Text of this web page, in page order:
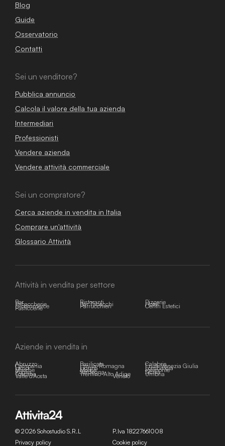
Blog
Guide
Osservatorio
Contatti
Sei un venditore?
Pubblica annuncio
Calcola il valore della tua azienda
Intermediari
Professionisti
Vendere azienda
Vendere attività commerciale
Sei un compratore?
Cerca aziende in vendita in Italia
Comprare un'attività
Glossario Attività
Attività in vendita per settore
Bar Ristoranti Pizzerie
Tabaccherie Bar Tabacchi Hotel
E-commerce Parrucchieri Centri Estetici
Pasticcerie
Aziende in vendita in
Abruzzo Basilicata Calabria
Campania Emilia-Romagna Friuli-Venezia Giulia
Lazio Liguria Lombardia
Marche Molise Piemonte
Puglia Sardegna Sicilia
Toscana Trentino-Alto Adige Umbria
Valle d'Aosta Veneto
© 2026 Sohostudio S.R.L
P.Iva 18227661008
Privacy policy
Cookie policy